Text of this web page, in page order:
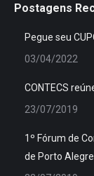
Postagens
Pegue seu
03/04/2022
CONTECS
23/07/2019
1º Fórum de
de Porto Alegre